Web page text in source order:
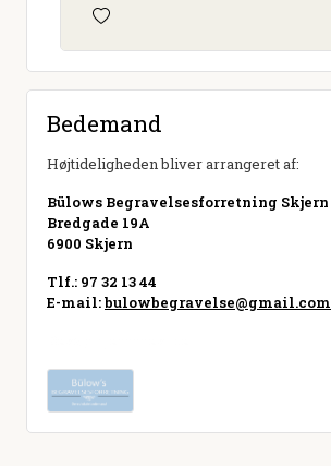
Bedemand
Højtideligheden bliver arrangeret af:
Bülows Begravelsesforretning Skjern
Bredgade 19A
6900 Skjern
Tlf.: 97 32 13 44
E-mail:bulowbegravelse@gmail.com